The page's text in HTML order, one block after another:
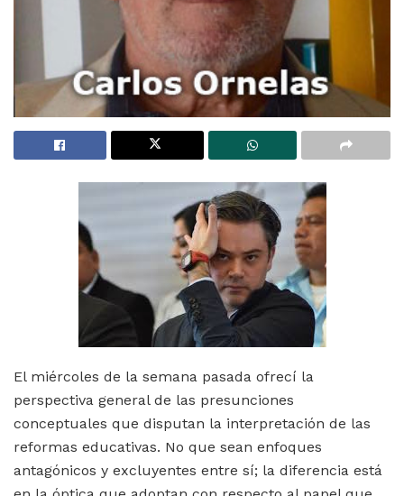
El miércoles de la semana pasada ofrecí la
perspectiva general de las presunciones
conceptuales que disputan la interpretación de las
reformas educativas. No que sean enfoques
antagónicos y excluyentes entre sí; la diferencia está